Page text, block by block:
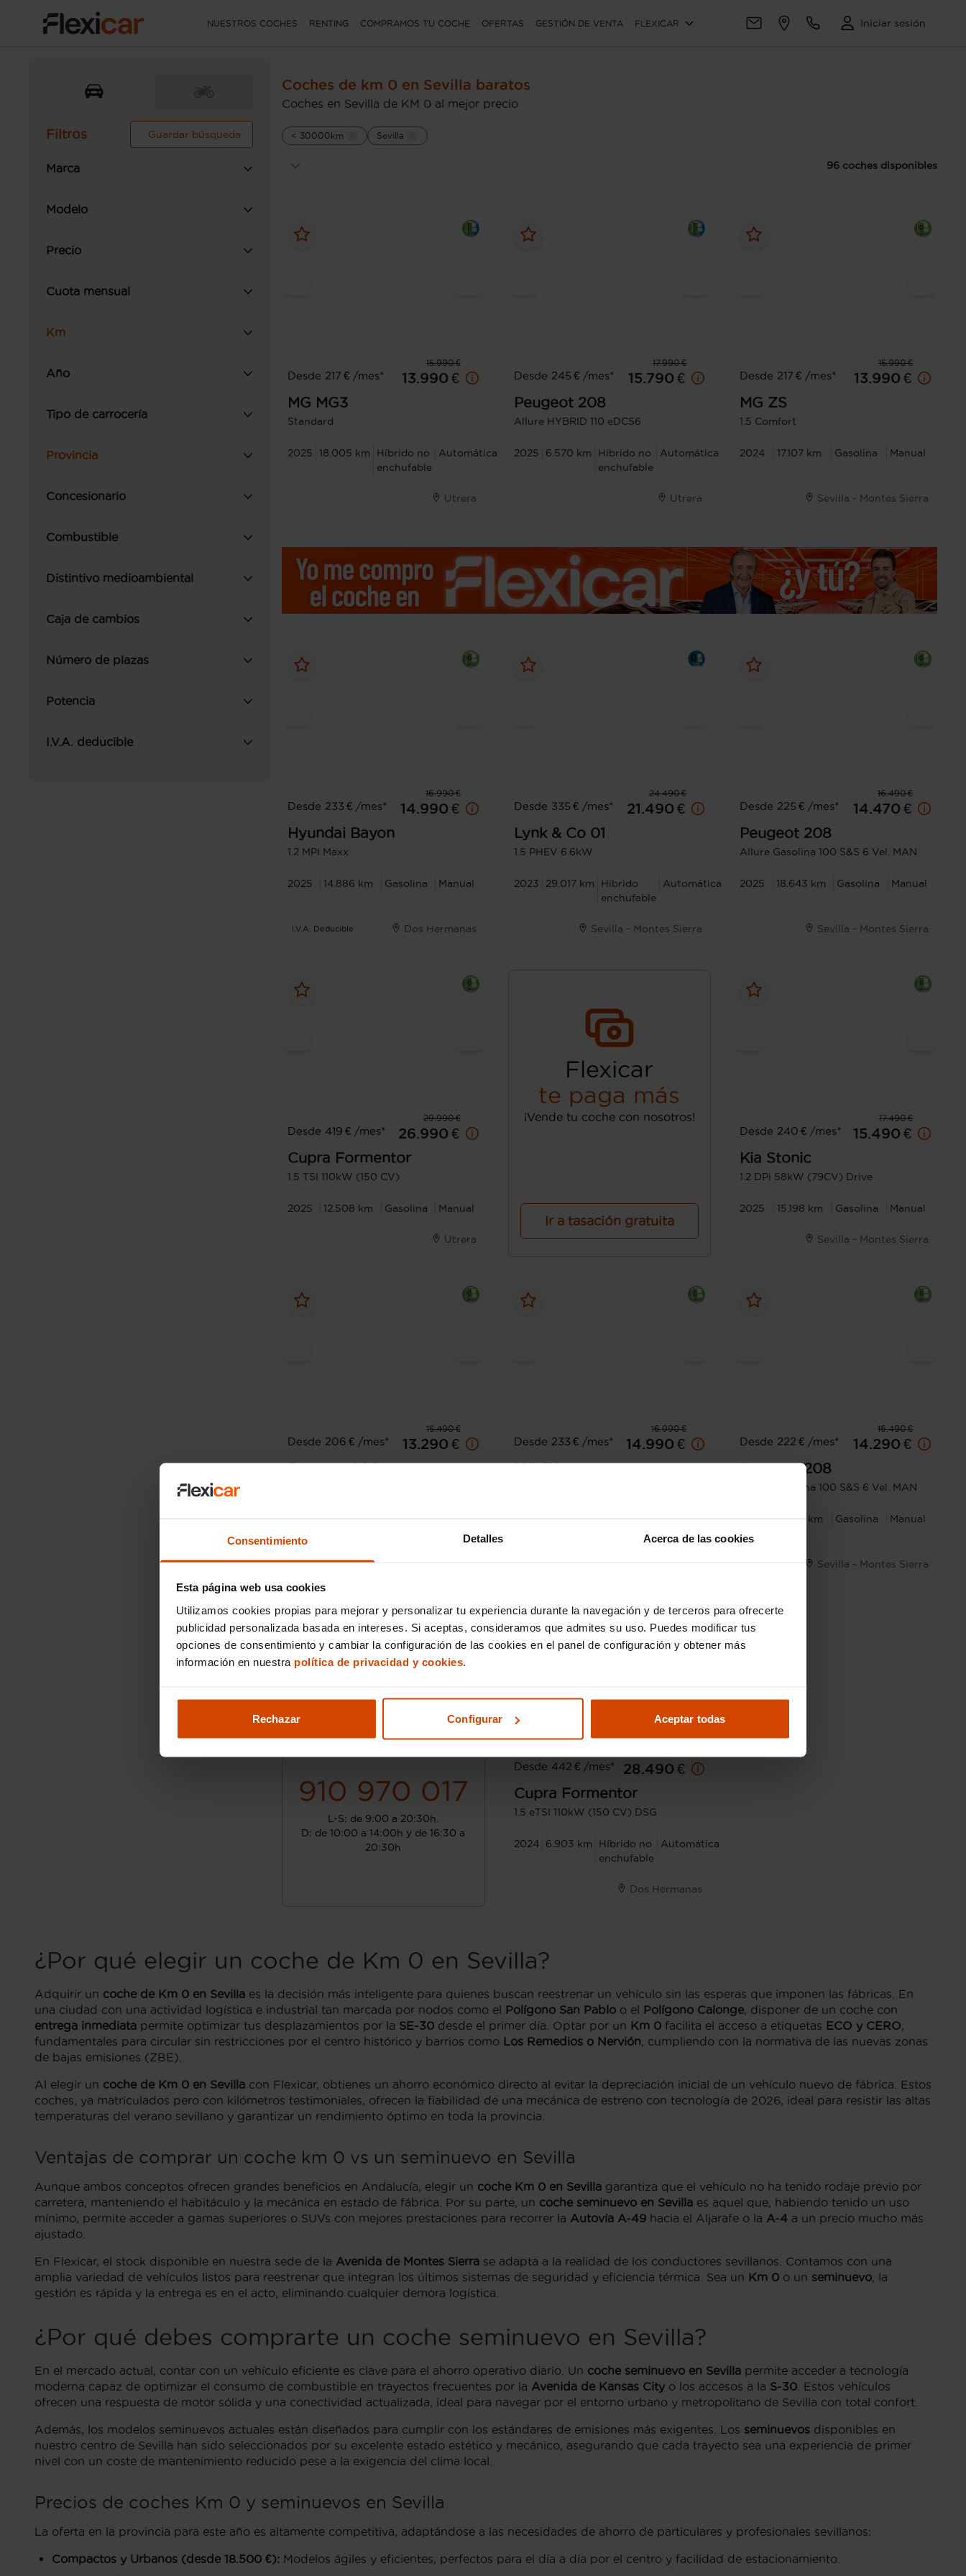
Consentimiento Detalles Acerca de las cookies
Esta página web usa cookies
Utilizamos cookies propias para mejorar y personalizar tu experiencia durante la navegación y de terceros para ofrecerte
publicidad personalizada basada en intereses. Si aceptas, consideramos que admites su uso. Puedes modificar tus
opciones de consentimiento y cambiar la configuración de las cookies en el panel de configuración y obtener más
información en nuestra política de privacidad y cookies.
Rechazar Configurar Aceptar todas
NUESTROS COCHES RENTING COMPRAMOS TU COCHE OFERTAS GESTIÓN DE VENTA FLEXICAR Iniciar sesión
Filtros Guardar búsqueda
Marca
Modelo
Precio
Cuota mensual
Km
Año
Tipo de carrocería
Provincia
Concesionario
Combustible
Distintivo medioambiental
Caja de cambios
Número de plazas
Potencia
I.V.A. deducible
Coches de km 0 en Sevilla baratos
Coches en Sevilla de KM 0 al mejor precio
< 30000km Sevilla
96 coches disponibles
15.990 €
Desde 217 € /mes*
13.990 €
MG MG3
Standard
2025 18.005 km
Híbrido no
enchufable
Automática
Utrera
17.990 €
Desde 245 € /mes*
15.790 €
Peugeot 208
Allure HYBRID 110 eDCS6
2025 6.570 km
Híbrido no
enchufable
Automática
Utrera
15.990 €
Desde 217 € /mes*
13.990 €
MG ZS
1.5 Comfort
2024 17.107 km Gasolina Manual
Sevilla - Montes Sierra
16.990 €
Desde 233 € /mes*
14.990 €
Hyundai Bayon
1.2 MPI Maxx
2025 14.886 km Gasolina Manual
I.V.A. Deducible Dos Hermanas
24.490 €
Desde 335 € /mes*
21.490 €
Lynk & Co 01
1.5 PHEV 6.6kW
2023 29.017 km
Híbrido
enchufable
Automática
Sevilla - Montes Sierra
16.490 €
Desde 225 € /mes*
14.470 €
Peugeot 208
Allure Gasolina 100 S&S 6 Vel. MAN
2025 18.643 km Gasolina Manual
Sevilla - Montes Sierra
29.990 €
Desde 419 € /mes*
26.990 €
Cupra Formentor
1.5 TSI 110kW (150 CV)
2025 12.508 km Gasolina Manual
Utrera
Flexicar
te paga más
¡Vende tu coche con nosotros!
Ir a tasación gratuita
17.490 €
Desde 240 € /mes*
15.490 €
Kia Stonic
1.2 DPi 58kW (79CV) Drive
2025 15.198 km Gasolina Manual
Sevilla - Montes Sierra
15.490 €
Desde 206 € /mes*
13.290 €
Peugeot 208
Sierra
16.990 €
Desde 233 € /mes*
14.990 €
MG ZS
16.490 €
Desde 222 € /mes*
14.290 €
Peugeot 208
Allure Gasolina 100 S&S 6 Vel. MAN
9.583 km Gasolina Manual
Sevilla - Montes Sierra
¿Hablamos?
910 970 017
L-S: de 9:00 a 20:30h.
D: de 10:00 a 14:00h y de 16:30 a
20:30h
Desde 442 € /mes*
28.490 €
Cupra Formentor
1.5 eTSI 110kW (150 CV) DSG
2024 6.903 km
Híbrido no
enchufable
Automática
Dos Hermanas
¿Por qué elegir un coche de Km 0 en Sevilla?
Adquirir un coche de Km 0 en Sevilla es la decisión más inteligente para quienes buscan reestrenar un vehículo sin las esperas que imponen las fábricas. En
una ciudad con una actividad logística e industrial tan marcada por nodos como el Polígono San Pablo o el Polígono Calonge, disponer de un coche con
entrega inmediata permite optimizar tus desplazamientos por la SE-30 desde el primer día. Optar por un Km 0 facilita el acceso a etiquetas ECO y CERO,
fundamentales para circular sin restricciones por el centro histórico y barrios como Los Remedios o Nervión, cumpliendo con la normativa de las nuevas zonas
de bajas emisiones (ZBE).
Al elegir un coche de Km 0 en Sevilla con Flexicar, obtienes un ahorro económico directo al evitar la depreciación inicial de un vehículo nuevo de fábrica. Estos
coches, ya matriculados pero con kilómetros testimoniales, ofrecen la fiabilidad de una mecánica de estreno con tecnología de 2026, ideal para resistir las altas
temperaturas del verano sevillano y garantizar un rendimiento óptimo en toda la provincia.
Ventajas de comprar un coche km 0 vs un seminuevo en Sevilla
Aunque ambos conceptos ofrecen grandes beneficios en Andalucía, elegir un coche Km 0 en Sevilla garantiza que el vehículo no ha tenido rodaje previo por
carretera, manteniendo el habitáculo y la mecánica en estado de fábrica. Por su parte, un coche seminuevo en Sevilla es aquel que, habiendo tenido un uso
mínimo, permite acceder a gamas superiores o SUVs con mejores prestaciones para recorrer la Autovía A-49 hacia el Aljarafe o la A-4 a un precio mucho más
ajustado.
En Flexicar, el stock disponible en nuestra sede de la Avenida de Montes Sierra se adapta a la realidad de los conductores sevillanos. Contamos con una
amplia variedad de vehículos listos para reestrenar que integran los últimos sistemas de seguridad y eficiencia térmica. Sea un Km 0 o un seminuevo, la
gestión es rápida y la entrega es en el acto, eliminando cualquier demora logística.
¿Por qué debes comprarte un coche seminuevo en Sevilla?
En el mercado actual, contar con un vehículo eficiente es clave para el ahorro operativo diario. Un coche seminuevo en Sevilla permite acceder a tecnología
moderna capaz de optimizar el consumo de combustible en trayectos frecuentes por la Avenida de Kansas City o los accesos a la S-30 . Estos vehículos
ofrecen una respuesta de motor sólida y una conectividad actualizada, ideal para navegar por el entorno urbano y metropolitano de Sevilla con total confort.
Además, los modelos seminuevos actuales están diseñados para cumplir con los estándares de emisiones más exigentes. Los seminuevos disponibles en
nuestro centro de Sevilla han sido seleccionados por su excelente estado estético y mecánico, asegurando que cada trayecto sea una experiencia de primer
nivel con un coste de mantenimiento reducido pese a la exigencia del clima local.
Precios de coches Km 0 y seminuevos en Sevilla
La oferta en la provincia para este año es altamente competitiva, adaptándose a las necesidades de ahorro de particulares y profesionales sevillanos:
Compactos y Urbanos (desde 18.500 €): Modelos ágiles y eficientes, perfectos para el día a día por el centro y facilidad de estacionamiento.